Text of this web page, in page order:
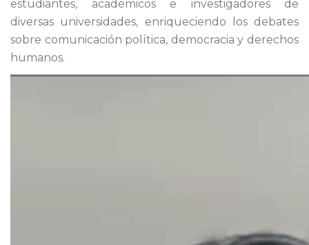
estudiantes, académicos e investigadores de
diversas universidades, enriqueciendo los debates
sobre comunicación política, democracia y derechos
humanos.